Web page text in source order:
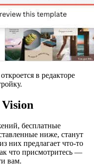
в редакторе
бесплатные
ниже, станут
них предлагает что-то
что присмотритесь —
вам.